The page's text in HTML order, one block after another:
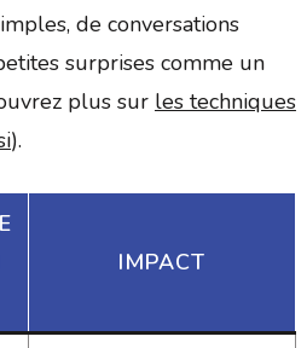
de conversations
surprises comme un
plus sur les techniques
).
IMPACT